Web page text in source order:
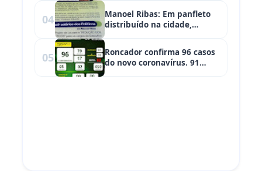
atrás”
04
Manoel Ribas: Em panfleto
distribuído na cidade,
05
Roncador confirma 96 casos
do novo coronavírus. 91